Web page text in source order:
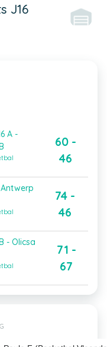
J16
A -
60 -
46
74 -
46
- Olicsa
71 -
67